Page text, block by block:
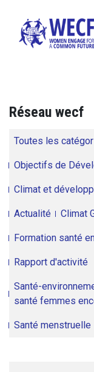
Réseau wecf
Toutes les
Objectifs de
Climat et
Actualité Climat
Formation santé
Rapport d'activité
Santé-
santé femmes
Santé menstruelle